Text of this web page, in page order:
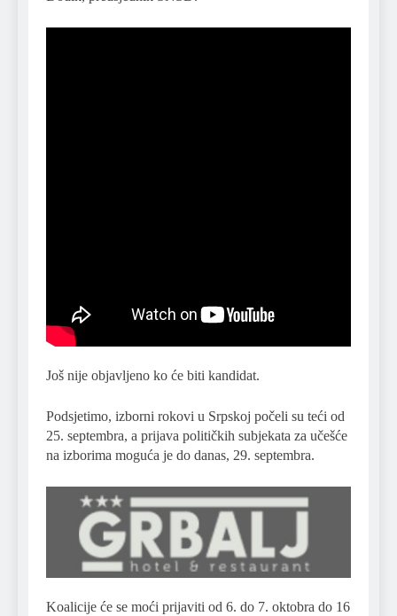
Još nije objavljeno ko će biti kandidat.
Podsjetimo, izborni rokovi u Srpskoj počeli su teći od
25. septembra, a prijava političkih subjekata za učešće
na izborima moguća je do danas, 29. septembra.
Koalicije će se moći prijaviti od 6. do 7. oktobra do 16